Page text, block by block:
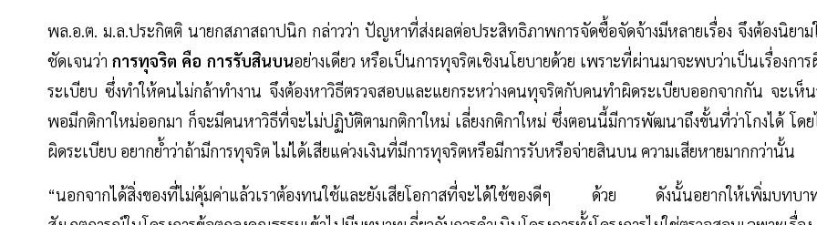
พล.อ.ต. ม.ล.ประกิตติ นายกสภาสถาปนิก กล่าวว่า ปัญหาที่ส่งผลต่อประสิทธิภาพการจัดซื้อจัดจ้างมีหลายเรื่อง จึงต้องนิยาม
ชัดเจนว่าการทุจริต คือ การรับสินบนอย่างเดียว หรือเป็นการทุจริตเชิงนโยบายด้วย เพราะที่ผ่านมาจะพบว่าเป็นเรื่องกา
ระเบียบ ซึ่งทำให้คนไม่กล้าทำงาน จึงต้องหาวิธีตรวจสอบและแยกระหว่างคนทุจริตกับคนทำผิดระเบียบออกจากกัน จะเห็น
พอมีกติกาใหม่ออกมา ก็จะมีคนหาวิธีที่จะไม่ปฏิบัติตามกติกาใหม่ เลี่ยงกติกาใหม่ ซึ่งตอนนี้มีการพัฒนาถึงขั้นที่ว่าโกงได้ โดย
ผิดระเบียบ อยากย้ำว่าถ้ามีการทุจริต ไม่ได้เสียแค่วงเงินที่มีการทุจริตหรือมีการรับหรือจ่ายสินบน ความเสียหายมากกว่านั้น
“นอกจากได้สิ่งของที่ไม่คุ้มค่าแล้วเราต้องทนใช้และยังเสียโอกาสที่จะได้ใช้ของดีๆ ด้วย ดังนั้นอยากให้เพิ่มบทบา